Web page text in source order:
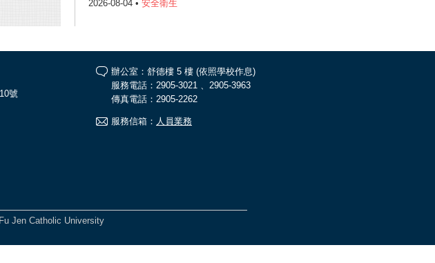
2026-08-04 • 安全衛生
號
辦公室：舒德樓 5 樓 (依照學校作息)
服務電話：2905-3021 、2905-3963
傳真電話：2905-2262
服務信箱： 人員業務
Jen Catholic University